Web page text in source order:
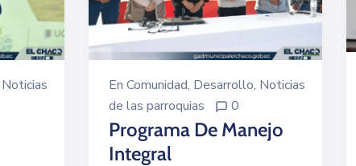
Noticias
En Comunidad‚ Desarrollo‚ Noticias
de las parroquias
0
Programa De Manejo
Integral